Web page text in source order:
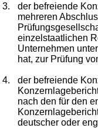
3.
der befreiende
mehreren
einzelstaatlichen
Unternehmen
hat, zur Prüfung
4.
der befreiende
nach den für den
deutscher oder